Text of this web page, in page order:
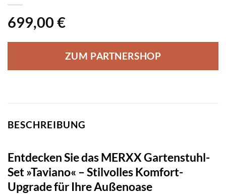
699,00 €
ZUM PARTNERSHOP
BESCHREIBUNG
Entdecken Sie das MERXX Gartenstuhl-
Set »Taviano« – Stilvolles Komfort-
Upgrade für Ihre Außenoase